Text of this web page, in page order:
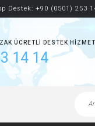
Destek: +90 (0501) 253
ÜCRETLI DESTEK
14 14